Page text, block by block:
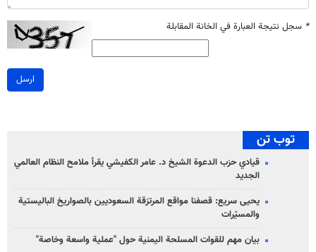
* سجل نتيجة العبارة في الخانة المقابلة
ارسل
توب تن
قيادي حزب الدعوة الشيخ د. عامر الكفيشي يقرأ ملامح النظام العالمي
الجديد
يحيى سريع: قصفنا مواقع المرتزقة السعوديين بالصواريخ الباليستية
والمسيّرات
بيان مهم للقوات المسلحة اليمنية حول "عملية واسعة وخاصة"